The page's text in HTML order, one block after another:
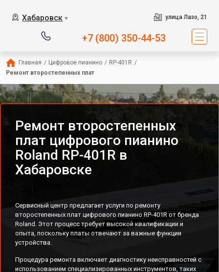
Хабаровск ▼ улица Лазо, 21
+7 (800) 350-44-53
Главная / Цифровое пианино / RP-401R /
Ремонт второстепенных плат
Ремонт второстепенных
плат цифрового пианино
Roland RP-401R в
Хабаровске
Сервисный центр предлагает услуги по ремонту
второстепенных плат цифрового пианино RP-401R от бренда
Roland. Этот процесс требует высокой квалификации и
опыта, поскольку платы отвечают за важные функции
устройства.
Процедура ремонта включает диагностику неисправностей с
использованием специализированных инструментов, таких